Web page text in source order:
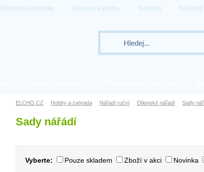
Obchodní podmínky Doprava a platba Kontakty Náš blog
ELCHO.CZ Hobby a zahrada Nářadí ruční Dílenské nářadí Sady
Sady nářádí
Vyberte: Pouze skladem Zboží v akci Novinka